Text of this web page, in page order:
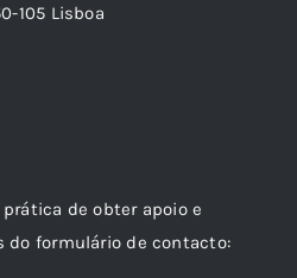
105 Lisboa
de obter apoio e
do formulário de contacto: